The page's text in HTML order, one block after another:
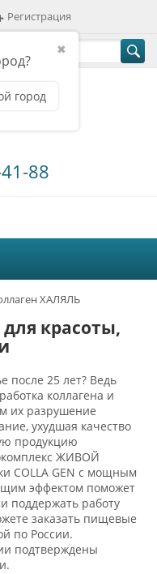
✖
город
Регистрация
88
ХАЛЯЛЬ
красоты,
после 25 лет? Ведь
коллагена и
их разрушение
ухудшая качество
продукцию
ЖИВОЙ
COLLA GEN с мощным
эффектом поможет
поддержать работу
заказать пищевые
по России.
подтверждены